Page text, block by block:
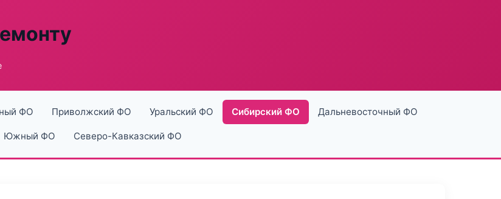
ФО Приволжский ФО Уральский ФО Сибирский ФО Дальневосточный ФО
Южный ФО Северо-Кавказский ФО